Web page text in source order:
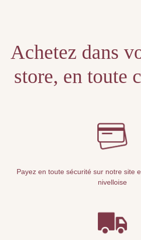
Achetez dans
store, en toute
Payez en toute sécurité sur notre site
nivelloise